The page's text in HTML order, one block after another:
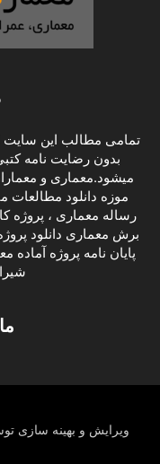
تمامی مطالب این سایت
بدون رضایت نامه
میشود.معماری و
موزه دانلود
رساله معماری ، پروژه
برش معماری دانلود
پایان نامه پروژه
ویرایش و بهینه سازی